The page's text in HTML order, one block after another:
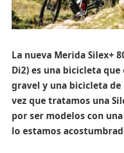
La nueva Merida Silex+
Di2) es una bicicleta
gravel y una bicicleta
vez que tratamos una
por ser modelos con
lo estamos